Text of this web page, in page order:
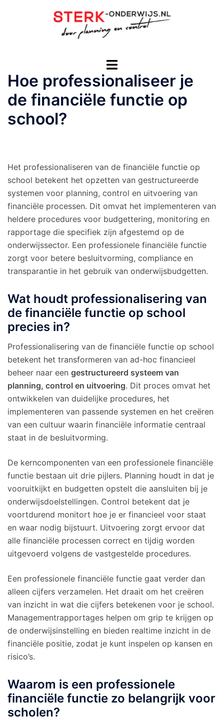
Toggle
Hoe professionaliseer je
de financiële functie op
school?
Het professionaliseren van de financiële functie op
school betekent het opzetten van gestructureerde
systemen voor planning, control en uitvoering van
financiële processen. Dit omvat het implementeren van
heldere procedures voor budgettering, monitoring en
rapportage die specifiek zijn afgestemd op de
onderwijssector. Een professionele financiële functie
zorgt voor betere besluitvorming, compliance en
transparantie in het gebruik van onderwijsbudgetten.
Wat houdt professionalisering van
de financiële functie op school
precies in?
Professionalisering van de financiële functie op school
betekent het transformeren van ad-hoc financieel
beheer naar een gestructureerd systeem van
planning, control en uitvoering. Dit proces omvat het
ontwikkelen van duidelijke procedures, het
implementeren van passende systemen en het creëren
van een cultuur waarin financiële informatie centraal
staat in de besluitvorming.
De kerncomponenten van een professionele financiële
functie bestaan uit drie pijlers. Planning houdt in dat je
vooruitkijkt en budgetten opstelt die aansluiten bij je
onderwijsdoelstellingen. Control betekent dat je
voortdurend monitort hoe je er financieel voor staat
en waar nodig bijstuurt. Uitvoering zorgt ervoor dat
alle financiële processen correct en tijdig worden
uitgevoerd volgens de vastgestelde procedures.
Een professionele financiële functie gaat verder dan
alleen cijfers verzamelen. Het draait om het creëren
van inzicht in wat die cijfers betekenen voor je school.
Managementrapportages helpen om grip te krijgen op
de onderwijsinstelling en bieden realtime inzicht in de
financiële positie, zodat je kunt inspelen op kansen en
risico’s.
Waarom is een professionele
financiële functie zo belangrijk voor
scholen?